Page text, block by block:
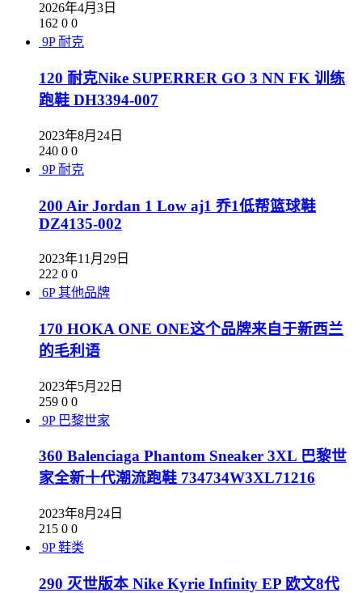
2026年4月3日
162 0 0
9P 耐克
120 耐克Nike SUPERRER GO 3 NN FK 训练
跑鞋 DH3394-007
2023年8月24日
240 0 0
9P 耐克
200 Air Jordan 1 Low aj1 乔1低帮篮球鞋
DZ4135-002
2023年11月29日
222 0 0
6P 其他品牌
170 HOKA ONE ONE这个品牌来自于新西兰
的毛利语
2023年5月22日
259 0 0
9P 巴黎世家
360 Balenciaga Phantom Sneaker 3XL 巴黎世
家全新十代潮流跑鞋 734734W3XL71216
2023年8月24日
215 0 0
9P 鞋类
290 灭世版本 Nike Kyrie Infinity EP 欧文8代